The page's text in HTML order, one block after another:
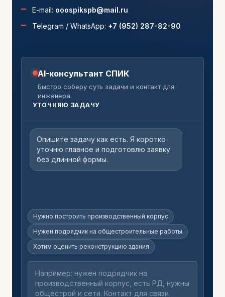
E-mail: ooospikspb@mail.ru
Telegram / WhatsApp: +7 (952) 287-82-90
AI-консультант СПИК
Быстро соберу суть задачи и контакт для
инженера.
УТОЧНЯЮ ЗАДАЧУ
Опишите задачу как есть. Я коротко
уточню главное и подготовлю заявку
без длинной формы.
Нужно построить производственный корпус
Нужен подрядчик на общестроительные работы
Хотим оценить реконструкцию здания